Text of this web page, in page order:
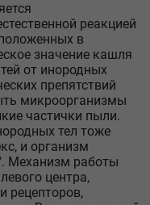
реакцией
в
значение кашля
от инородных
препятствий
микроорганизмы
частички пыли.
тел тоже
и организм
Механизм работы
центра,
рецепторов,